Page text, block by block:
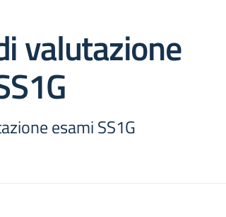
valutazione
esami SS1G